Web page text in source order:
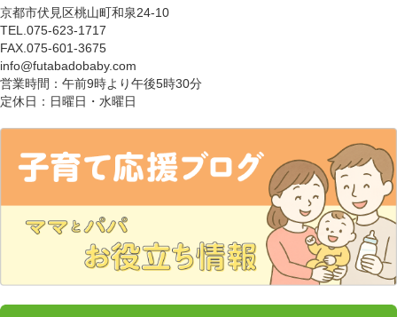
京都市伏見区桃山町和泉24-10
TEL.075-623-1717
FAX.075-601-3675
info@futabadobaby.com
営業時間：午前9時より午後5時30分
定休日：日曜日・水曜日